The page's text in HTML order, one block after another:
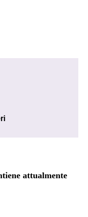
attualmente